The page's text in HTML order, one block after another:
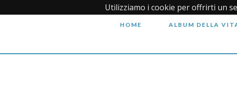
Utilizziamo i cookie per offrirti un
HOME ALBUM DELLA